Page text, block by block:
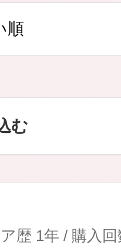
アップ
む
ア歴 1年 / 購入